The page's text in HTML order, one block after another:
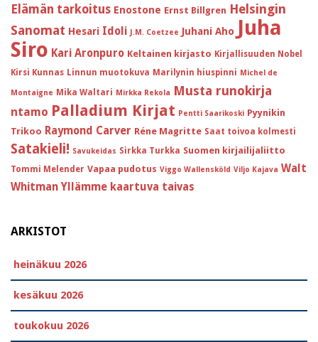
Elämän tarkoitus Enostone Ernst Billgren Helsingin
Sanomat Hesari Idoli J.M. Coetzee Juhani Aho Juha
Siro Kari Aronpuro Keltainen kirjasto Kirjallisuuden Nobel
Kirsi Kunnas Linnun muotokuva Marilynin hiuspinni Michel de
Montaigne Mika Waltari Mirkka Rekola Musta runokirja
ntamo Palladium Kirjat Pentti Saarikoski Pyynikin
Trikoo Raymond Carver Réne Magritte Saat toivoa kolmesti
Satakieli! Savukeidas Sirkka Turkka Suomen kirjailijaliitto
Tommi Melender Vapaa pudotus Viggo Wallensköld Viljo Kajava Walt
Whitman Yllämme kaartuva taivas
ARKISTOT
heinäkuu 2026
kesäkuu 2026
toukokuu 2026